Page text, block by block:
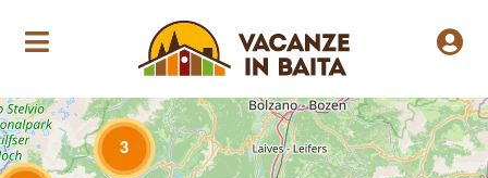
3
Loading Maps